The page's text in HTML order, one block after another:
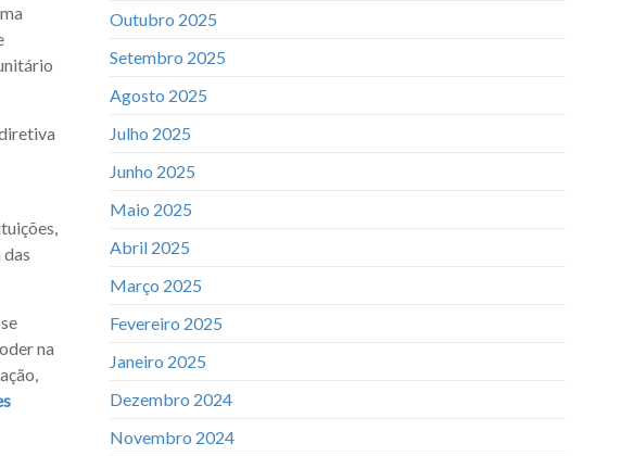
na
Outubro 2025
Setembro 2025
Agosto 2025
Julho 2025
Junho 2025
Maio 2025
Abril 2025
Março 2025
Fevereiro 2025
Janeiro 2025
Dezembro 2024
Novembro 2024